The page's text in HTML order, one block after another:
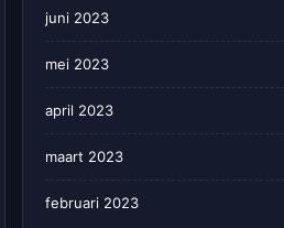
juni 2023
mei 2023
april 2023
maart 2023
februari 2023